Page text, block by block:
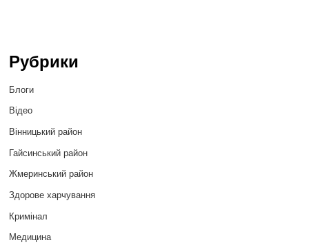
Рубрики
Блоги
Відео
Вінницький район
Гайсинський район
Жмеринський район
Здорове харчування
Кримінал
Медицина